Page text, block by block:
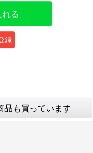
れる
録
品も買っています